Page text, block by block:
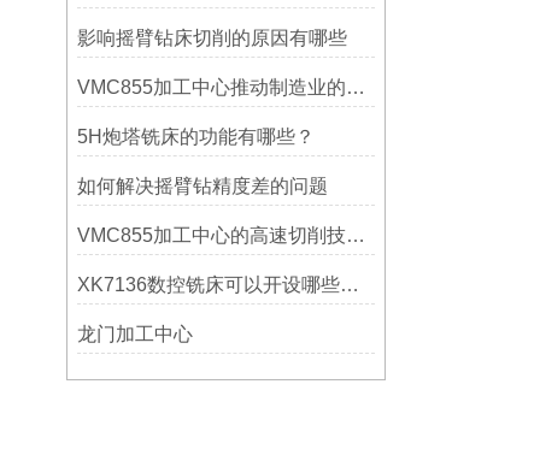
影响摇臂钻床切削的原因有哪些
VMC855加工中心推动制造业的发展
5H炮塔铣床的功能有哪些？
如何解决摇臂钻精度差的问题
VMC855加工中心的高速切削技术介绍
XK7136数控铣床可以开设哪些考核项目？
龙门加工中心